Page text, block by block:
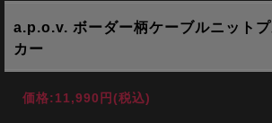
a.p.o.v. ボーダー柄ケーブルニット
カー
価格:11,990円(税込)